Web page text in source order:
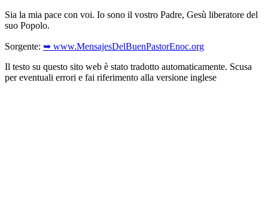
Sia la mia pace con voi. Io sono il vostro Padre, Gesù liberatore del
suo Popolo.
Sorgente: ➥ www.MensajesDelBuenPastorEnoc.org
Il testo su questo sito web è stato tradotto automaticamente. Scusa
per eventuali errori e fai riferimento alla versione inglese